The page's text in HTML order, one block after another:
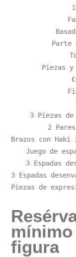
Parte
3 Piezas
2
Brazos con
Juego de
3 Espadas
3 Espadas
Piezas de
figura